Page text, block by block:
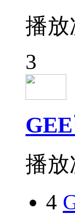
播放
3
播放
4